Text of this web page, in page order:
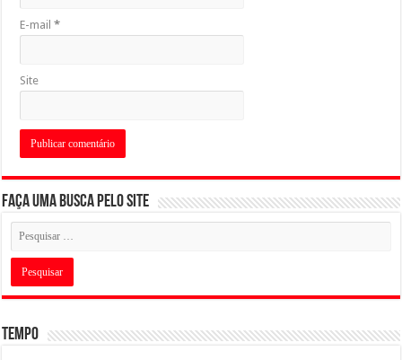
E-mail*
Site
Faça uma busca pelo Site
Tempo